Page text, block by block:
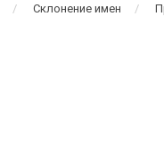
Склонение имен